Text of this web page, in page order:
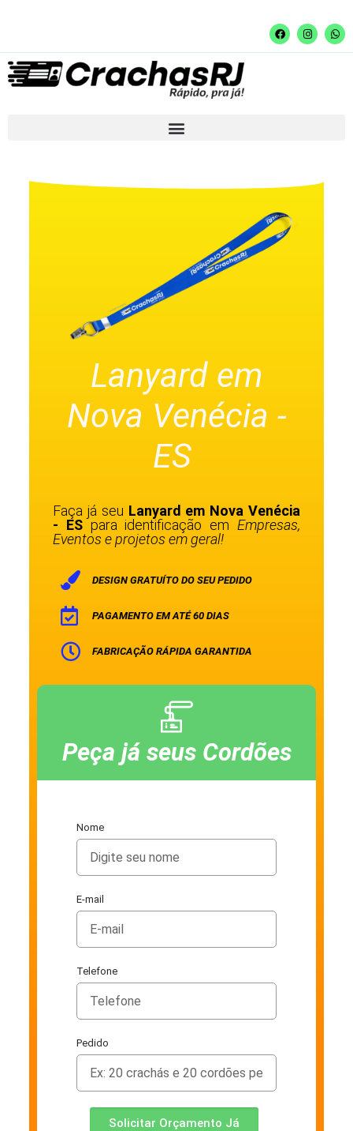
Lanyard em
Nova Venécia -
ES
Faça já seu Lanyard em Nova Venécia
- ES para identificação em Empresas,
Eventos e projetos em geral!
DESIGN GRATUÍTO DO SEU PEDIDO
PAGAMENTO EM ATÉ 60 DIAS
FABRICAÇÃO RÁPIDA GARANTIDA
Peça já seus Cordões
Nome
E-mail
Telefone
Pedido
Solicitar Orçamento Já